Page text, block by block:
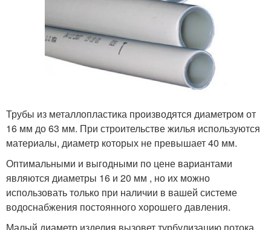
Трубы из металлопластика производятся диаметром от
16 мм до 63 мм. При строительстве жилья используются
материалы, диаметр которых не превышает 40 мм.
Оптимальными и выгодными по цене вариантами
являются диаметры 16 и 20 мм , но их можно
использовать только при наличии в вашей системе
водоснабжения постоянного хорошего давления.